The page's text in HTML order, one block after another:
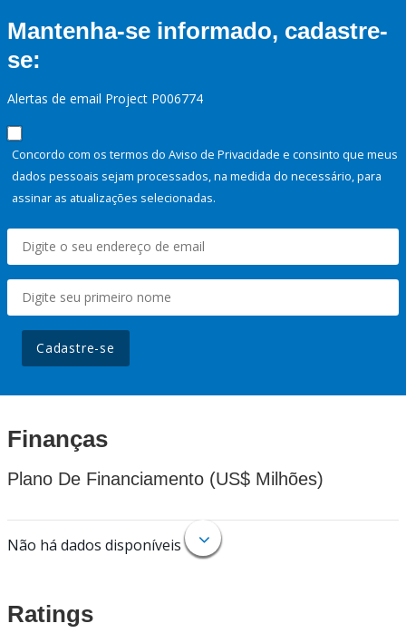
Mantenha-se informado, cadastre-
se:
Alertas de email Project P006774
Concordo com os termos do Aviso de Privacidade e consinto que meus
dados pessoais sejam processados, na medida do necessário, para
assinar as atualizações selecionadas.
Cadastre-se
Finanças
Plano De Financiamento (US$ Milhões)
Não há dados disponíveis
Ratings